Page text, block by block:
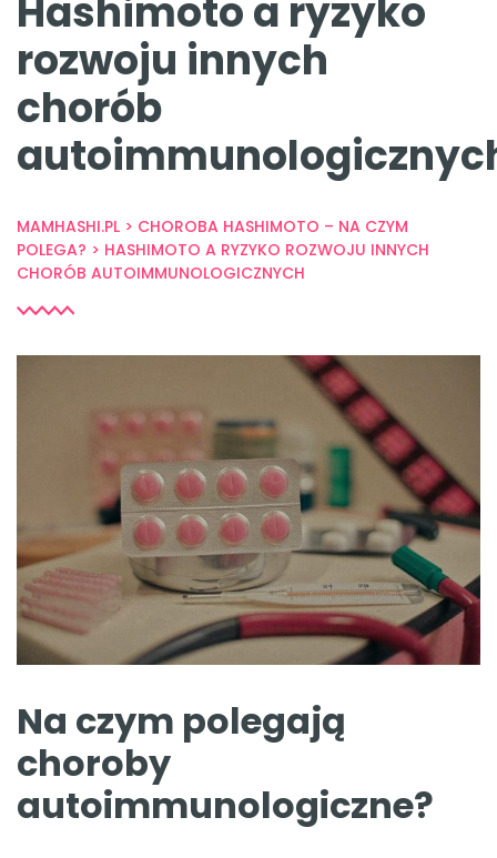
Hashimoto a ryzyko
rozwoju innych
chorób
MAMHASHI.PL > CHOROBA HASHIMOTO – NA CZYM
POLEGA? > HASHIMOTO A RYZYKO ROZWOJU INNYCH
CHORÓB AUTOIMMUNOLOGICZNYCH
Na czym polegają
choroby
autoimmunologiczne?